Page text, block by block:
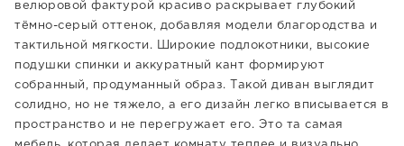
велюровой фактурой красиво раскрывает глубокий
тёмно-серый оттенок, добавляя модели благородства и
тактильной мягкости. Широкие подлокотники, высокие
подушки спинки и аккуратный кант формируют
собранный, продуманный образ. Такой диван выглядит
солидно, но не тяжело, а его дизайн легко вписывается в
пространство и не перегружает его. Это та самая